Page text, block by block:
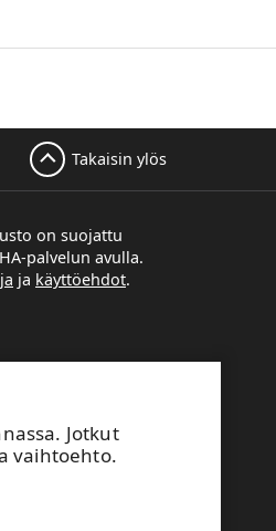
Jotkut
vaihtoehto.
Takaisin ylös
on suojattu
palvelun avulla.
ja käyttöehdot.